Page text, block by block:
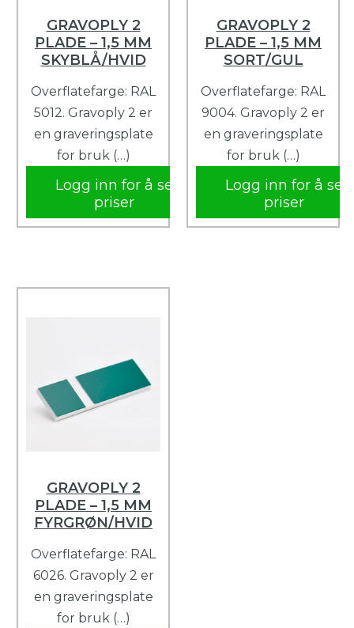
GRAVOPLY 2
PLADE – 1,5 MM
SKYBLÅ/HVID
Overflatefarge: RAL
5012. Gravoply 2 er
en graveringsplate
for bruk (…)
Logg inn for å se
priser
GRAVOPLY 2
PLADE – 1,5 MM
SORT/GUL
Overflatefarge: RAL
9004. Gravoply 2 er
en graveringsplate
for bruk (…)
Logg inn for å se
priser
GRAVOPLY 2
PLADE – 1,5 MM
FYRGRØN/HVID
Overflatefarge: RAL
6026. Gravoply 2 er
en graveringsplate
for bruk (…)